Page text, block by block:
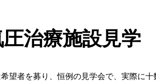
治療施設見学
望者を募り、恒例の見学会で、実際に十